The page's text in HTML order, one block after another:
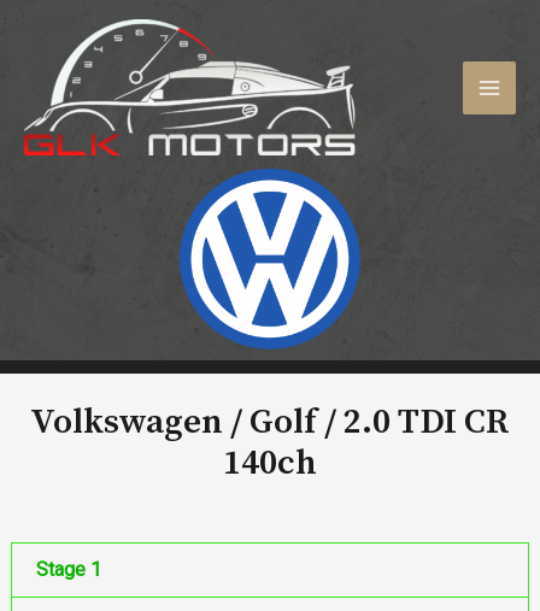
contenu
Volkswagen / Golf /2.0 TDI CR
140ch
Stage 1